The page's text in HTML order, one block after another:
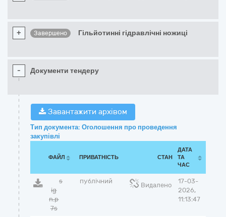
+ Завершено Гільйотинні гідравлічні ножиці
- Документи тендеру
Завантажити архівом
Тип документа: Оголошення про проведення
закупівлі
ФАЙЛ ПРИВАТНІСТЬ СТАН
ДАТА
ТА
ЧАС
s
ig
n.p
7s
публічний
Видалено
17-03-
2026,
11:13:47